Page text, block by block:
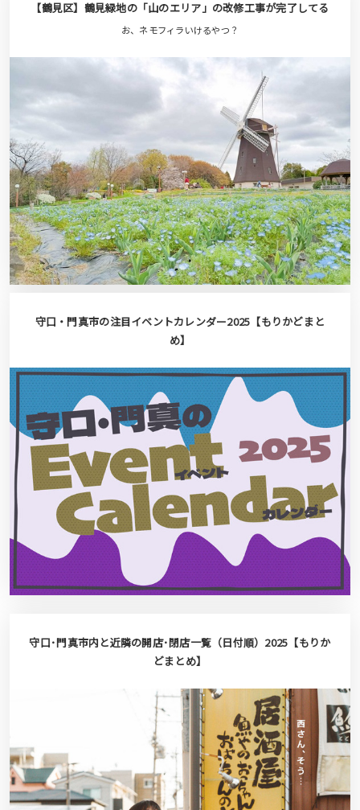
【鶴見区】鶴見緑地の「山のエリア」の改修工事が完了してる
お、ネモフィラいけるやつ？
守口・門真市の注目イベントカレンダー2025【もりかどまと
め】
守口･門真市内と近隣の開店･閉店一覧（日付順）2025【もりか
どまとめ】